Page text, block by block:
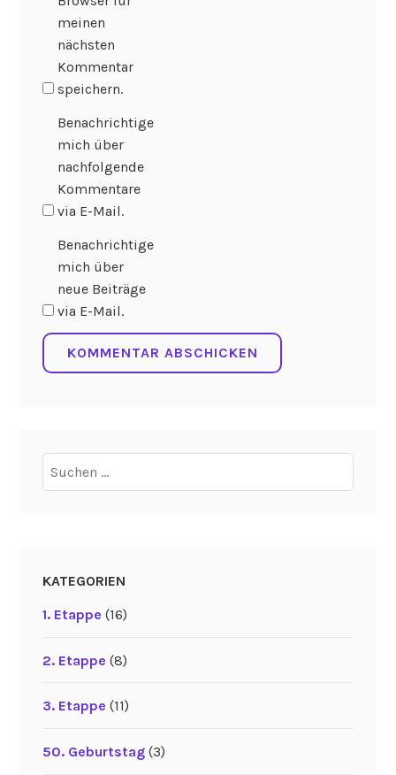
meinen
nächsten
Kommentar
speichern.
Benachrichtige
mich über
nachfolgende
Kommentare
via E-Mail.
Benachrichtige
mich über
neue Beiträge
via E-Mail.
nach:
KATEGORIEN
1. Etappe (16)
2. Etappe (8)
3. Etappe (11)
50. Geburtstag(3)